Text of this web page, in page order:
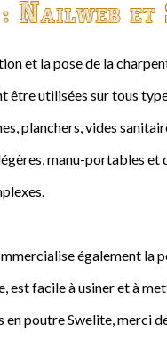
Nailweb et
et la pose de la
être utilisées sur tous
planchers, vides
manu-portables et
également la
est facile à usiner et à
en poutre Swelite, merci